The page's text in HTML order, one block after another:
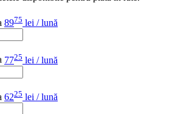
8975 lei / lună
7725 lei / lună
6225 lei / lună